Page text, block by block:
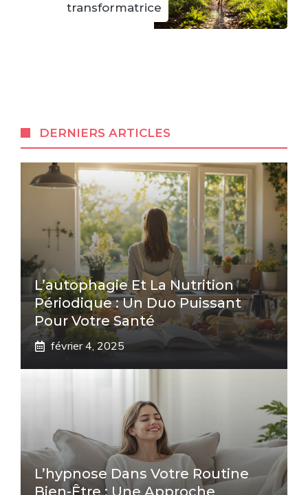
transformatrice
DERNIERS ARTICLES
L’autophagie Et La Nutrition
Périodique : Un Duo Puissant
Pour Votre Santé
février 4, 2025
L’hypnose Dans Votre Routine
Bien-Être : Une Approche